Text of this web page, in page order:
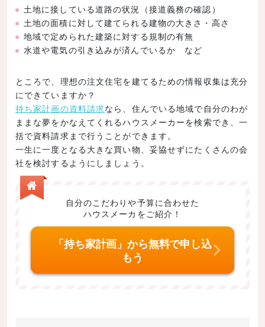
土地に接している道路の状況（接道義務の確認）
土地の面積に対して建てられる建物の大きさ・高さ
地域で定められた建築に対する規制の有無
水道や電気の引き込みが済んでいるか など
ところで、理想の注文住宅を建てるための情報収集は充分
にできていますか？
持ち家計画の資料請求なら、住んでいる地域で自分のわが
ままな夢をかなえてくれるハウスメーカーを検索でき、一
括で資料請求まで行うことができます。
一生に一度となる大きな買い物、妥協せずにたくさんの会
社を検討するようにしましょう。
自分のこだわりや予算に合わせた
ハウスメーカをご紹介！
「持ち家計画」から無料で申し込
もう